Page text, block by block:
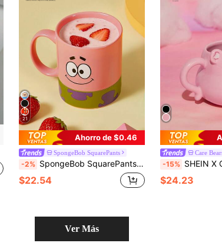
21
Ahorro de $0.46
SpongeBob SquarePants
-2% SpongeBob SquarePants | SHEIN 1 pieza Taza de cerámica de 300ml con estampado de dibujos animados, apta para microondas y lavavajillas, adecuada para contener agua, leche, jugo, café, té, Patrick
$22.54
Care
-15% SHEIN X Care Bears Taza de cerámica
$24.23
Ver Más